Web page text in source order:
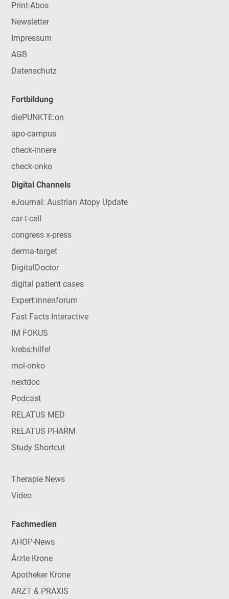
Print-Abos
Newsletter
Impressum
AGB
Datenschutz
Fortbildung
diePUNKTE:on
apo-campus
check-innere
check-onko
Digital Channels
eJournal: Austrian Atopy Update
car-t-cell
congress x-press
derma-target
DigitalDoctor
digital patient cases
Expert:innenforum
Fast Facts Interactive
IM FOKUS
krebs:hilfe!
mol-onko
nextdoc
Podcast
RELATUS MED
RELATUS PHARM
Study Shortcut
Therapie News
Video
Fachmedien
AHOP-News
Ärzte Krone
Apotheker Krone
ARZT & PRAXIS